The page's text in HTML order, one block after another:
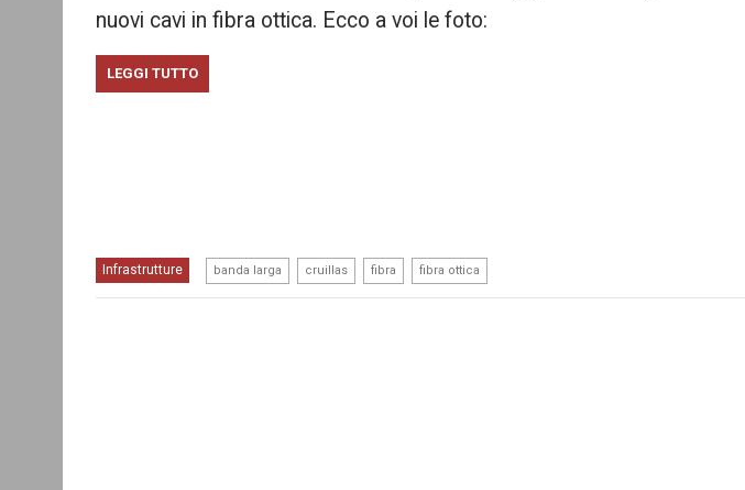
nuovi cavi in fibra ottica. Ecco a voi le foto:
LEGGI TUTTO
Infrastrutture banda larga cruillas fibra fibra ottica